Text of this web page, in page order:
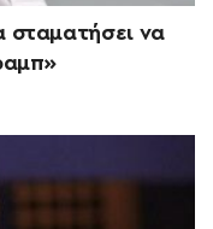
σταματήσει να